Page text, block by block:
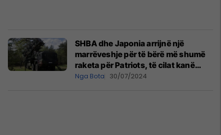
SHBA dhe Japonia arrijnë një
marrëveshje për të bërë më shumë
raketa për Patriots, të cilat kanë
rezultuar vendimtare në Ukrainë
Nga Bota 30/07/2024